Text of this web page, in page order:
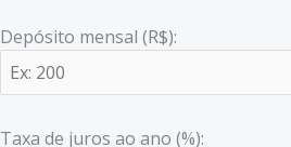
Depósito mensal (R$):
Taxa de juros ao ano (%):